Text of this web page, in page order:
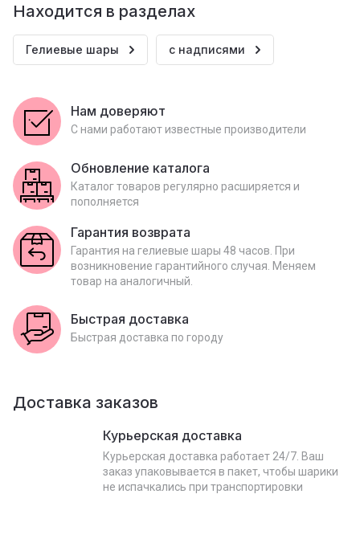
Находится в разделах
Гелиевые шары с надписями
Нам доверяют
С нами работают известные производители
Обновление каталога
Каталог товаров регулярно расширяется и
пополняется
Гарантия возврата
Гарантия на гелиевые шары 48 часов. При
возникновение гарантийного случая. Меняем
товар на аналогичный.
Быстрая доставка
Быстрая доставка по городу
Доставка заказов
Курьерская доставка
Курьерская доставка работает 24/7. Ваш
заказ упаковывается в пакет, чтобы шарики
не испачкались при транспортировки